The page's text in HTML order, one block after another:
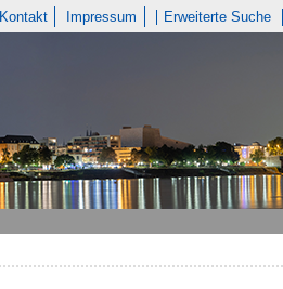
Kontakt Impressum Erweiterte Suche